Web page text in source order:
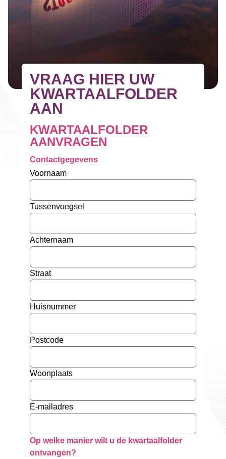
VRAAG HIER UW
KWARTAALFOLDER
AAN
KWARTAALFOLDER
AANVRAGEN
Contactgegevens
Voornaam
Tussenvoegsel
Achternaam
Straat
Huisnummer
Postcode
Woonplaats
E-mailadres
Op welke manier wilt u de kwartaalfolder
ontvangen?